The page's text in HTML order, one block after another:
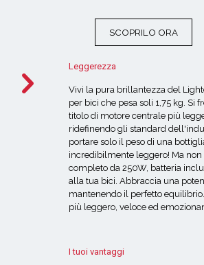
Leggerezza
Vivi la pura brillantezza del
per bici che pesa soli 1,75 kg. Si
titolo di motore centrale più
ridefinendo gli standard
portare solo il peso di una
incredibilmente leggero! Ma non
completo da 250W, batteria
alla tua bici. Abbraccia una
mantenendo il perfetto
più leggero, veloce ed
I tuoi vantaggi